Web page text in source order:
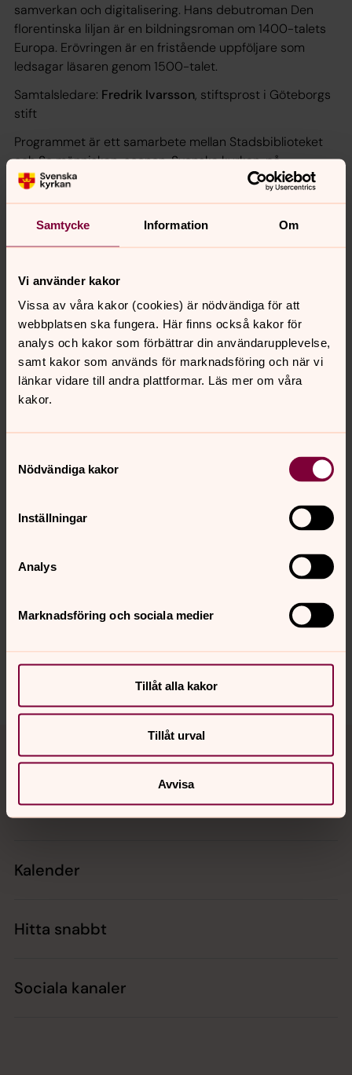
Samtycke Information Om
Vi använder kakor
Vissa av våra kakor (cookies) är nödvändiga för att
webbplatsen ska fungera. Här finns också kakor för
analys och kakor som förbättrar din användarupplevelse,
samt kakor som används för marknadsföring och när vi
länkar vidare till andra plattformar. Läs mer om våra
kakor.
Nödvändiga kakor
Inställningar
Analys
Marknadsföring och sociala medier
Tillåt alla kakor
Tillåt urval
Avvisa
samverkan och digitalisering. Hans debutroman Den
florentinska liljan är en bildningsroman om 1400-talets
Europa. Erövringen är en fristående uppföljare som
ledsagar läsaren genom 1500-talet.
Samtalsledare: Fredrik Ivarsson, stiftsprost i Göteborgs
stift
Programmet är ett samarbete mellan Stadsbiblioteket
och Se människan-scenen, Svenska kyrkan, på
Bokmässan och Sensus, som i en serie program under
Plats: Trappscenen, stadsbiblioteket vid Götaplatsen
För att se innehållet behöver du acceptera kakor
för marknadsföring.
Se Per Starkes morgonmeditation på Se människan-
Lyssna till morgonmeditationen på Se människan-
Kontakt
Kalender
Hitta snabbt
Sociala kanaler